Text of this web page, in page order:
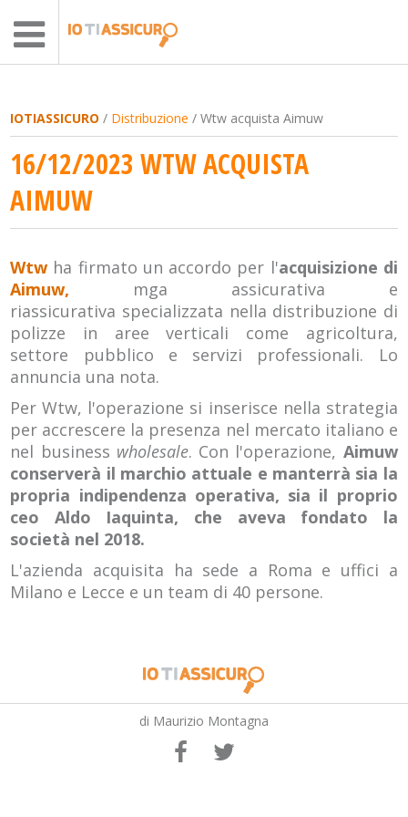
IOTIASSICURO / Distribuzione / Wtw acquista Aimuw
16/12/2023 WTW ACQUISTA
AIMUW
Wtwha firmato un accordo per l'acquisizione di
Aimuw, mga assicurativa e
riassicurativa specializzata nella distribuzione di
polizze in aree verticali come agricoltura,
settore pubblico e servizi professionali. Lo
annuncia una nota.
Per Wtw, l'operazione si inserisce nella strategia
per accrescere la presenza nel mercato italiano e
nel business wholesale. Con l'operazione, Aimuw
conserverà il marchio attuale e manterrà sia la
propria indipendenza operativa, sia il proprio
ceo Aldo Iaquinta, che aveva fondato la
società nel 2018.
L'azienda acquisita ha sede a Roma e uffici a
Milano e Lecce e un team di 40 persone.
di Maurizio Montagna